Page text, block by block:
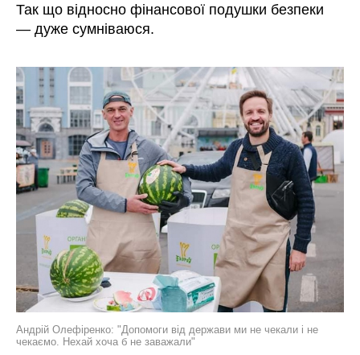
Так що відносно фінансової подушки безпеки
—дуже сумніваюся.
Андрій Олефіренко: "Допомоги від держави ми не чекали і не
чекаємо. Нехай хоча б не заважали"